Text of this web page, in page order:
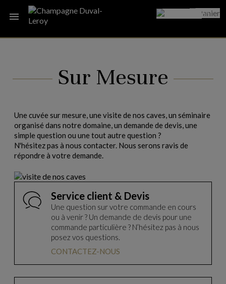

Sur Mesure
Une cuvée sur mesure, une visite de nos caves, un séminaire
organisé dans notre domaine, un demande de devis, une
simple question ou une tout autre question ?
N'hésitez pas à nous contacter. Nous serons ravis de
répondre à votre demande.
Service client & Devis
Une question sur votre commande en cours
ou à venir ? Un demande de devis pour une
commande particulière ? N’hésitez pas à nous
posez vos questions.
CONTACTEZ-NOUS